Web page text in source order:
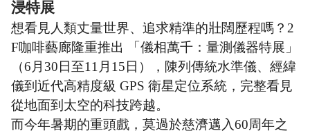
浸特展
想看見人類丈量世界、追求精準的壯闊歷程嗎？2
F咖啡藝廊隆重推出 「儀相萬千：量測儀器特展」
（6月30日至11月15日），陳列傳統水準儀、經緯
儀到近代高精度級 GPS 衛星定位系統，完整看見
從地面到太空的科技跨越。
而今年暑期的重頭戲，莫過於慈濟邁入60周年之